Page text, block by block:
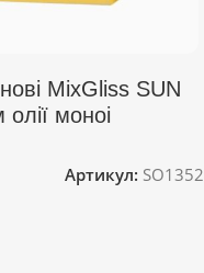
MixGliss SUN
моноі
Артикул: SO1352